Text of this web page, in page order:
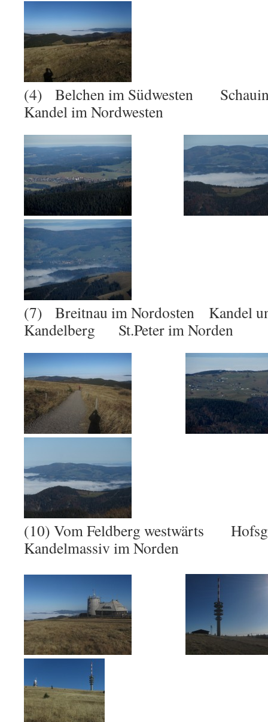
(4) Belchen im Südwesten
Kandel im Nordwesten
(7) Breitnau im Nordosten Kandel
Kandelberg St.Peter im Norden
(10) Vom Feldberg westwärts
Kandelmassiv im Norden